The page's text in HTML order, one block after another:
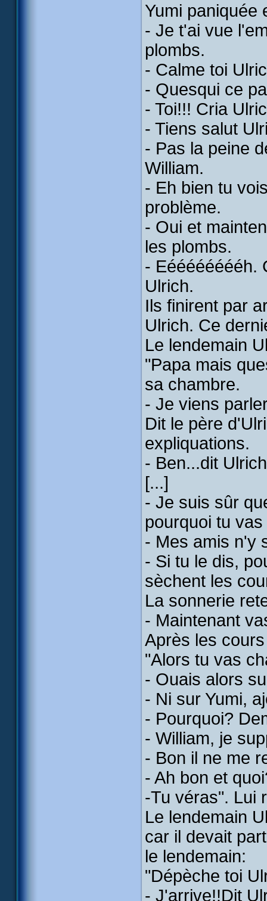
Yumi paniquée
- Je t'ai vue
plombs.
- Calme toi
- Quesqui ce
- Toi!!! Cria
- Tiens salut
- Pas la peine
William.
- Eh bien tu
problème.
- Oui et
les plombs.
- Eééééééééh.
Ulrich.
Ils finirent par
Ulrich. Ce
Le lendemain
"Papa mais
sa chambre.
- Je viens
Dit le père
expliquations.
- Ben...dit
[...]
- Je suis sûr
pourquoi tu
- Mes amis n'y
- Si tu le dis,
sèchent les
La sonnerie
- Maintenant
Après les
"Alors tu vas
- Ouais alors
- Ni sur Yumi,
- Pourquoi?
- William, je
- Bon il ne me
- Ah bon et
-Tu véras". Lui
Le lendemain
car il devait
le lendemain:
"Dépèche toi
- J'arrive!!Dit